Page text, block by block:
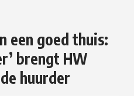
een goed thuis:
brengt HW
huurder